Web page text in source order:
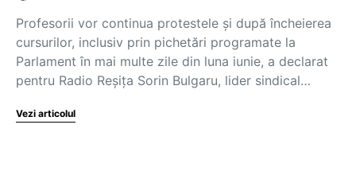
Profesorii vor continua protestele și după încheierea
cursurilor, inclusiv prin pichetări programate la
Parlament în mai multe zile din luna iunie, a declarat
pentru Radio Reșița Sorin Bulgaru, lider sindical…
Vezi articolul